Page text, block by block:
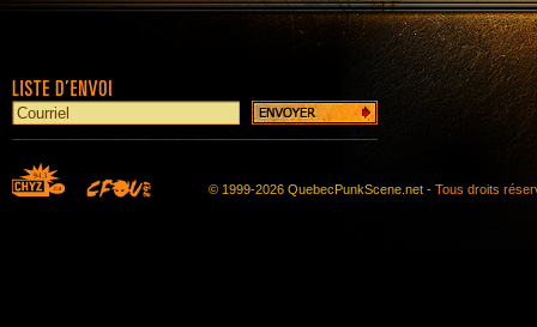
© 1999-2026 QuebecPunkScene.net - Tous droits